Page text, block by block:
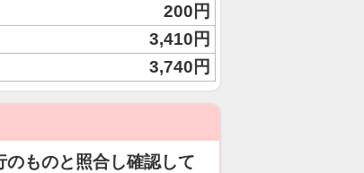
200円
3,410円
3,740円
ものと照合し確認して